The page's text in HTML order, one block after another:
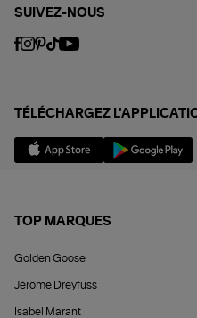
SUIVEZ-NOUS
TÉLÉCHARGEZ
TOP MARQUES
Golden Goose
Jérôme Dreyfuss
Isabel Marant